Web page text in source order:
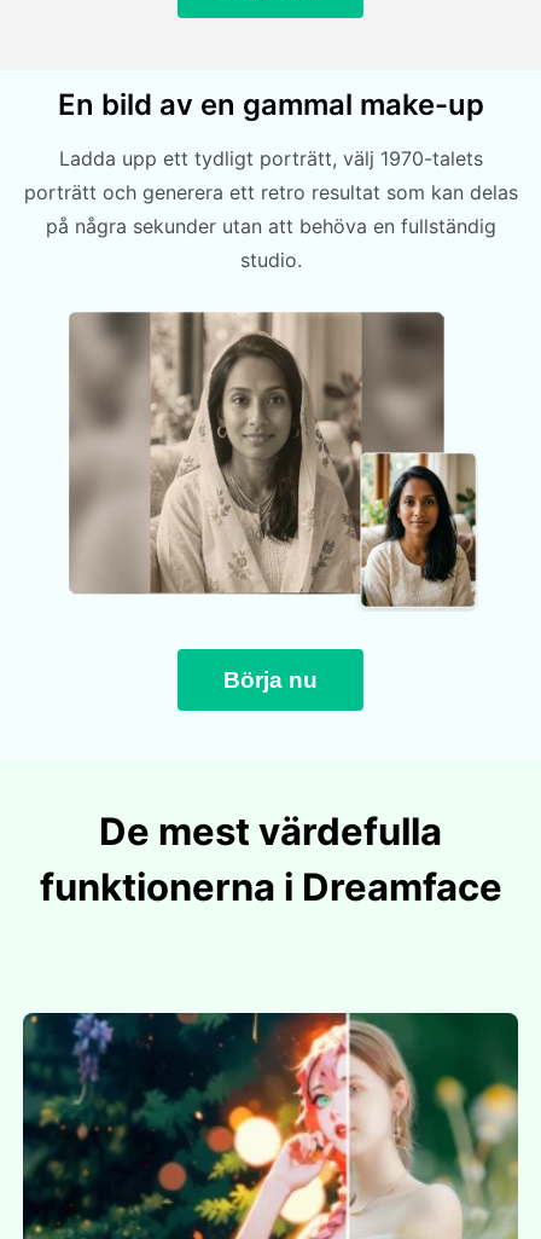
En bild av en gammal make-up
Ladda upp ett tydligt porträtt, välj 1970-talets
porträtt och generera ett retro resultat som kan delas
på några sekunder utan att behöva en fullständig
studio.
Börja nu
De mest värdefulla
funktionerna i Dreamface